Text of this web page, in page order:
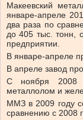
Макеевский
январе-апреле
два раза по
до 405 тыс. тонн,
предприятии.
В январе-апреле
В апреле завод
С ноября 2008
металлолом и
ММЗ в 2009 году
сравнению с 2008